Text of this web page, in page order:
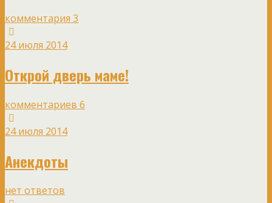
комментария 3
24 июля 2014
Открой дверь маме!
комментариев 6
24 июля 2014
Анекдоты
нет ответов